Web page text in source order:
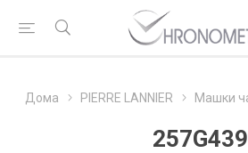
Дома PIERRE LANNIER Машки
257G439